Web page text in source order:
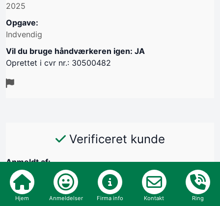
2025
Opgave:
Indvendig
Vil du bruge håndværkeren igen: JA
Oprettet i cvr nr.: 30500482
Verificeret kunde
Anmeldt af:
Lis Andersen, 3140 ålsgårde
21/05-2025
Hjem Anmeldelser Firma info Kontakt Ring